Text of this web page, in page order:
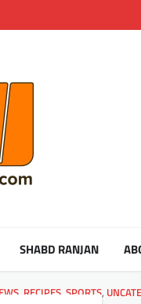
SHABD RANJAN
RECIPES SPORTS,